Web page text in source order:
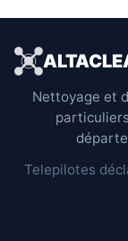
Nettoyage et
Telepilotes